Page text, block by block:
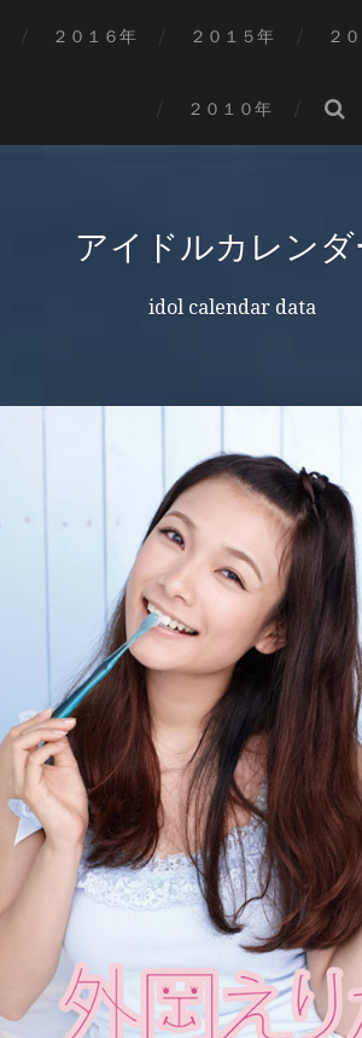
２０１６年 ２０１５年 ２
２０１０年
アイドルカレンダ
idol calendar data